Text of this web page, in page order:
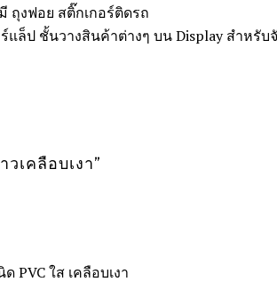
ถุงฟอย สติ๊กเกอร์ติดรถ
ล็ป ชั้นวางสินค้าต่างๆ บน Display สำหรับ
เคลือบเงา”
PVC ใส เคลือบเงา